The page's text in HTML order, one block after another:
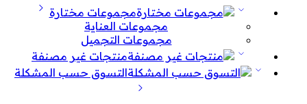
مجموعات مختارة
مجموعات العناية
مجموعات التجميل
منتجات غير مصنفة
التسوق حسب المشكلة